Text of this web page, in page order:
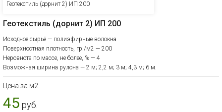
Геотекстиль (дорнит 2) ИП 200
Геотекстиль (дорнит 2) ИП 200
Исходное сырьё — полиэфирные волокна
Поверхностная плотность, гр./м2 — 200
Неровнота по массе, не более, % — 4
Возможная ширина рулона — 2 м; 2,2 м; 3 м; 4,3 м; 6 м.
Цена за м2
45 руб.